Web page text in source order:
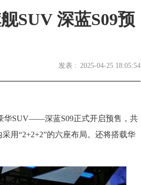
SUV 深蓝S09预
发表 : 2025-04-25 18:05:54
华SUV——深蓝S09正式开启预售，共
用“2+2+2”的六座布局。还将搭载华